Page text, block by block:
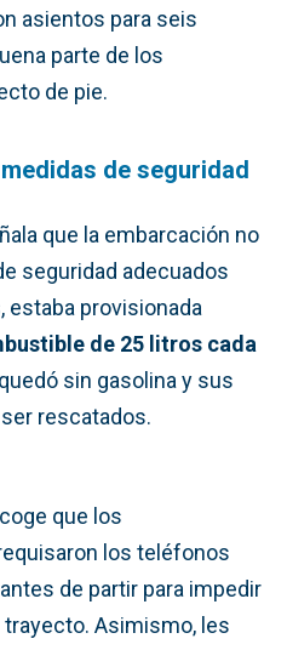
asientos para seis
parte de los
de pie.
de seguridad
que la embarcación no
seguridad adecuados
estaba provisionada
de 25 litros cada
sin gasolina y sus
rescatados.
que los
los teléfonos
de partir para impedir
Asimismo, les